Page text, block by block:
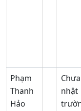
Phạm
Thanh
Hảo
nhật